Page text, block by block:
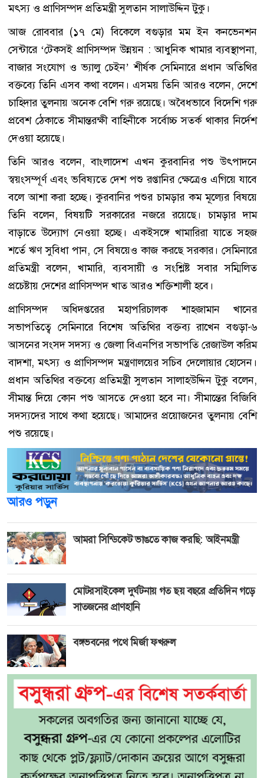
মৎস্য ও প্রাণিসম্পদ প্রতিমন্ত্রী সুলতান সালাউদ্দিন টুকু।
আজ রোববার (১৭ মে) বিকেলে বগুড়ার মম ইন কনভেনশন
সেন্টারে ‘টেকসই প্রাণিসম্পদ উন্নয়ন : আধুনিক খামার ব্যবস্থাপনা,
বাজার সংযোগ ও ভ্যালু চেইন’ শীর্ষক সেমিনারে প্রধান অতিথির
বক্তব্যে তিনি এসব কথা বলেন। এসময় তিনি আরও বলেন, দেশে
চাহিদার তুলনায় অনেক বেশি গরু রয়েছে। অবৈধভাবে বিদেশি গরু
প্রবেশ ঠেকাতে সীমান্তরক্ষী বাহিনীকে সর্বোচ্চ সতর্ক থাকার নির্দেশ
দেওয়া হয়েছে।
তিনি আরও বলেন, বাংলাদেশ এখন কুরবানির পশু উৎপাদনে
স্বয়ংসম্পূর্ণ এবং ভবিষ্যতে দেশ পশু রপ্তানির ক্ষেত্রেও এগিয়ে যাবে
বলে আশা করা হচ্ছে। কুরবানির পশুর চামড়ার কম মূল্যের বিষয়ে
তিনি বলেন, বিষয়টি সরকারের নজরে রয়েছে। চামড়ার দাম
বাড়াতে উদ্যোগ নেওয়া হচ্ছে। একইসঙ্গে খামারিরা যাতে সহজ
শর্তে ঋণ সুবিধা পান, সে বিষয়েও কাজ করছে সরকার। সেমিনারে
প্রতিমন্ত্রী বলেন, খামারি, ব্যবসায়ী ও সংশ্লিষ্ট সবার সম্মিলিত
প্রচেষ্টায় দেশের প্রাণিসম্পদ খাত আরও শক্তিশালী হবে।
প্রাণিসম্পদ অধিদপ্তরের মহাপরিচালক শাহজামান খানের
সভাপতিত্বে সেমিনারে বিশেষ অতিথির বক্তব্য রাখেন বগুড়া-৬
আসনের সংসদ সদস্য ও জেলা বিএনপির সভাপতি রেজাউল করিম
বাদশা, মৎস্য ও প্রাণিসম্পদ মন্ত্রণালয়ের সচিব দেলোয়ার হোসেন।
প্রধান অতিথির বক্তব্যে প্রতিমন্ত্রী সুলতান সালাহউদ্দিন টুকু বলেন,
সীমান্ত দিয়ে কোন পশু আসতে দেওয়া হবে না। সীমান্তের বিজিবি
সদস্যদের সাথে কথা হয়েছে। আমাদের প্রয়োজনের তুলনায় বেশি
পশু রয়েছে।
আরও পড়ুন
আমরা সিন্ডিকেট ভাঙতে কাজ করছি: আইনমন্ত্রী
মোটরসাইকেল দুর্ঘটনায় গত ছয় বছরে প্রতিদিন গড়ে
সাতজনের প্রাণহানি
বঙ্গভবনের পথে মির্জা ফখরুল